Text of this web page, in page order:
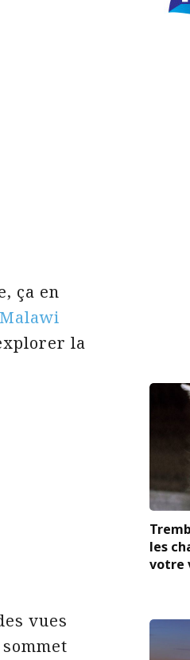
ça en
la
vues
les
votre